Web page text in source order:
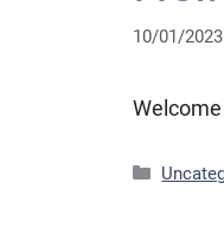
10/01/2023